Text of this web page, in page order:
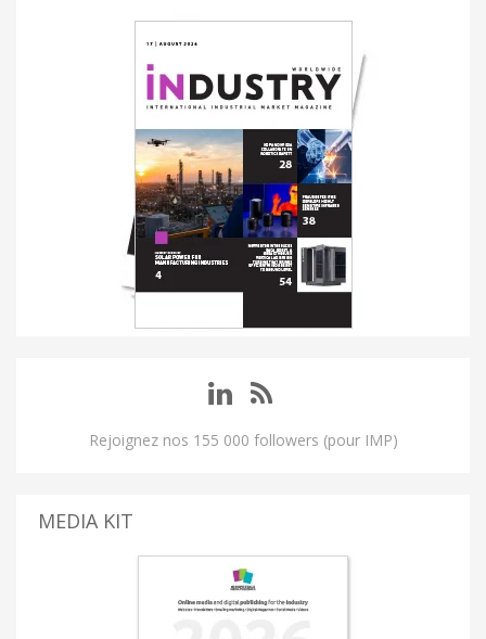
Rejoignez nos 155 000 followers (pour IMP)
MEDIA KIT